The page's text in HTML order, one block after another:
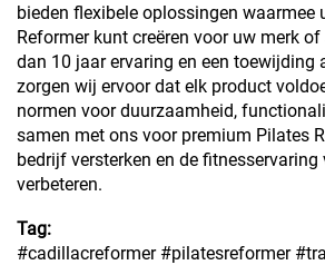
bieden flexibele oplossingen waarmee
Reformer kunt creëren voor uw merk
dan 10 jaar ervaring en een toewijding
zorgen wij ervoor dat elk product
normen voor duurzaamheid,
samen met ons voor premium Pilates
bedrijf versterken en de
verbeteren.
Tag:
#cadillacreformer #pilatesreformer